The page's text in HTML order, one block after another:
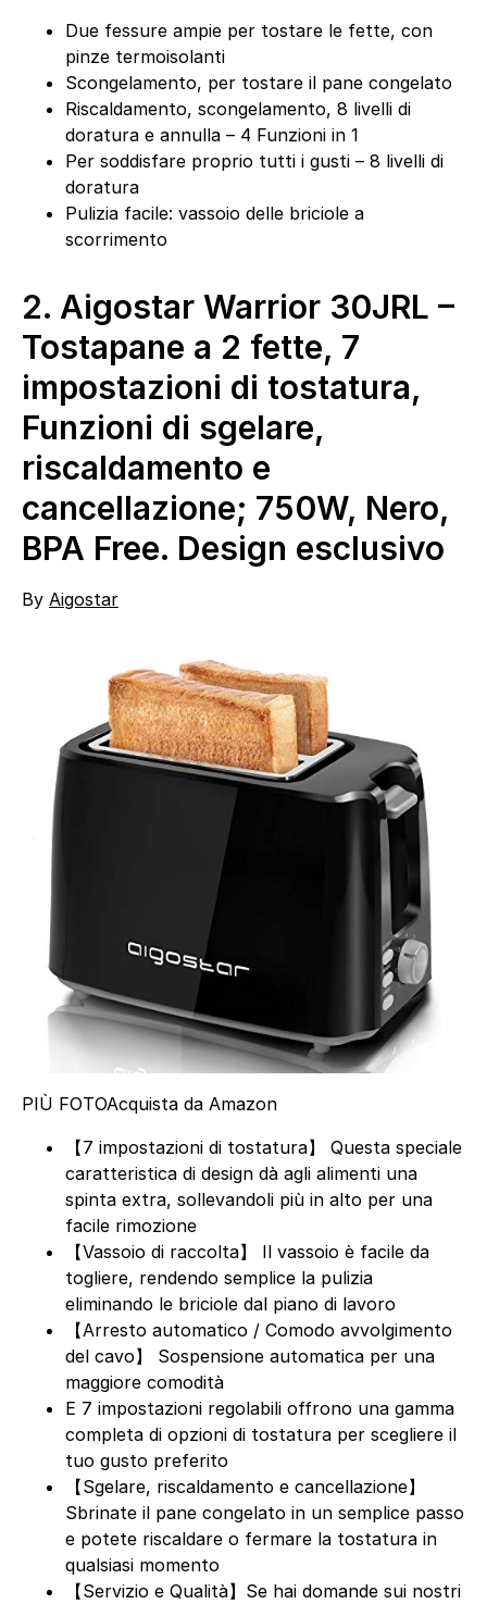
Due fessure ampie per tostare le fette, con
pinze termoisolanti
Scongelamento, per tostare il pane congelato
Riscaldamento, scongelamento, 8 livelli di
doratura e annulla – 4 Funzioni in 1
Per soddisfare proprio tutti i gusti – 8 livelli di
doratura
Pulizia facile: vassoio delle briciole a
scorrimento
2. Aigostar Warrior 30JRL –
Tostapane a 2 fette, 7
impostazioni di tostatura,
Funzioni di sgelare,
riscaldamento e
cancellazione; 750W, Nero,
BPA Free. Design esclusivo
By Aigostar
PIÙ FOTOAcquista da Amazon
【7 impostazioni di tostatura】 Questa speciale
caratteristica di design dà agli alimenti una
spinta extra, sollevandoli più in alto per una
facile rimozione
【Vassoio di raccolta】 Il vassoio è facile da
togliere, rendendo semplice la pulizia
eliminando le briciole dal piano di lavoro
【Arresto automatico / Comodo avvolgimento
del cavo】 Sospensione automatica per una
maggiore comodità
E 7 impostazioni regolabili offrono una gamma
completa di opzioni di tostatura per scegliere il
tuo gusto preferito
【Sgelare, riscaldamento e cancellazione】
Sbrinate il pane congelato in un semplice passo
e potete riscaldare o fermare la tostatura in
qualsiasi momento
【Servizio e Qualità】Se hai domande sui nostri